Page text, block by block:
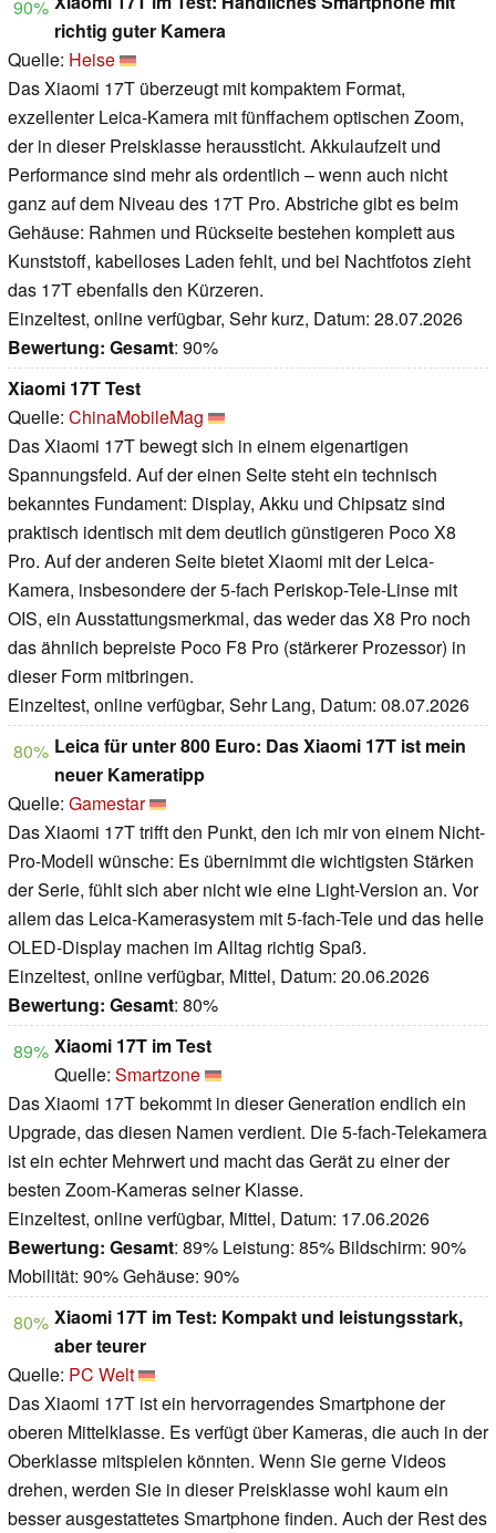
90%
richtig guter Kamera
Quelle: Heise
Das Xiaomi 17T überzeugt mit kompaktem Format,
exzellenter Leica-Kamera mit fünffachem optischen Zoom,
der in dieser Preisklasse heraussticht. Akkulaufzeit und
Performance sind mehr als ordentlich – wenn auch nicht
ganz auf dem Niveau des 17T Pro. Abstriche gibt es beim
Gehäuse: Rahmen und Rückseite bestehen komplett aus
Kunststoff, kabelloses Laden fehlt, und bei Nachtfotos zieht
das 17T ebenfalls den Kürzeren.
Einzeltest, online verfügbar, Sehr kurz, Datum: 28.07.2026
Bewertung: Gesamt: 90%
Xiaomi 17T Test
Quelle: ChinaMobileMag
Das Xiaomi 17T bewegt sich in einem eigenartigen
Spannungsfeld. Auf der einen Seite steht ein technisch
bekanntes Fundament: Display, Akku und Chipsatz sind
praktisch identisch mit dem deutlich günstigeren Poco X8
Pro. Auf der anderen Seite bietet Xiaomi mit der Leica-
Kamera, insbesondere der 5-fach Periskop-Tele-Linse mit
OIS, ein Ausstattungsmerkmal, das weder das X8 Pro noch
das ähnlich bepreiste Poco F8 Pro (stärkerer Prozessor) in
dieser Form mitbringen.
Einzeltest, online verfügbar, Sehr Lang, Datum: 08.07.2026
80% Leica für unter 800 Euro: Das Xiaomi 17T ist mein
neuer Kameratipp
Quelle: Gamestar
Das Xiaomi 17T trifft den Punkt, den ich mir von einem Nicht-
Pro-Modell wünsche: Es übernimmt die wichtigsten Stärken
der Serie, fühlt sich aber nicht wie eine Light-Version an. Vor
allem das Leica-Kamerasystem mit 5-fach-Tele und das helle
OLED-Display machen im Alltag richtig Spaß.
Einzeltest, online verfügbar, Mittel, Datum: 20.06.2026
Bewertung: Gesamt: 80%
89% Xiaomi 17T im Test
Quelle: Smartzone
Das Xiaomi 17T bekommt in dieser Generation endlich ein
Upgrade, das diesen Namen verdient. Die 5-fach-Telekamera
ist ein echter Mehrwert und macht das Gerät zu einer der
besten Zoom-Kameras seiner Klasse.
Einzeltest, online verfügbar, Mittel, Datum: 17.06.2026
Bewertung: Gesamt: 89% Leistung: 85% Bildschirm: 90%
Mobilität: 90% Gehäuse: 90%
80% Xiaomi 17T im Test: Kompakt und leistungsstark,
aber teurer
Quelle: PC Welt
Das Xiaomi 17T ist ein hervorragendes Smartphone der
oberen Mittelklasse. Es verfügt über Kameras, die auch in der
Oberklasse mitspielen könnten. Wenn Sie gerne Videos
drehen, werden Sie in dieser Preisklasse wohl kaum ein
besser ausgestattetes Smartphone finden. Auch der Rest des